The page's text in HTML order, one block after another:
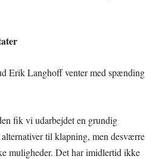
Erik Langhoff venter med spænding
fik vi udarbejdet en grundig
til klapning, men desværre
muligheder. Det har imidlertid ikke